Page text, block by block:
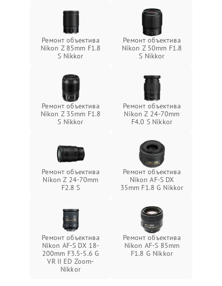
Ремонт объектива
Nikon Z 85mm F1.8
S Nikkor
Ремонт объектива
Nikon Z 50mm F1.8
S Nikkor
Ремонт объектива
Nikon Z 35mm F1.8
S Nikkor
Ремонт объектива
Nikon Z 24-70mm
F4.0 S Nikkor
Ремонт объектива
Nikon Z 24-70mm
F2.8 S
Ремонт объектива
Nikon AF-S DX
35mm F1.8 G Nikkor
Ремонт объектива
Nikon AF-S DX 18-
200mm F3.5-5.6 G
VR II ED Zoom-
Nikkor
Ремонт объектива
Nikon AF-S 85mm
F1.8 G Nikkor